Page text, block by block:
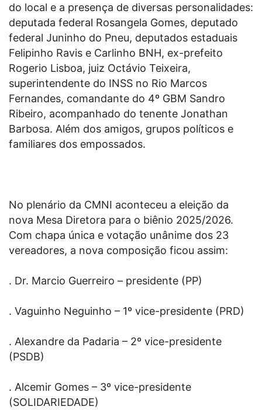
do local e a presença de diversas personalidades:
deputada federal Rosangela Gomes, deputado
federal Juninho do Pneu, deputados estaduais
Felipinho Ravis e Carlinho BNH, ex-prefeito
Rogerio Lisboa, juiz Octávio Teixeira,
superintendente do INSS no Rio Marcos
Fernandes, comandante do 4º GBM Sandro
Ribeiro, acompanhado do tenente Jonathan
Barbosa. Além dos amigos, grupos políticos e
familiares dos empossados.
No plenário da CMNI aconteceu a eleição da
nova Mesa Diretora para o biênio 2025/2026.
Com chapa única e votação unânime dos 23
vereadores, a nova composição ficou assim:
. Dr. Marcio Guerreiro – presidente (PP)
. Vaguinho Neguinho – 1º vice-presidente (PRD)
. Alexandre da Padaria – 2º vice-presidente
(PSDB)
. Alcemir Gomes – 3º vice-presidente
(SOLIDARIEDADE)